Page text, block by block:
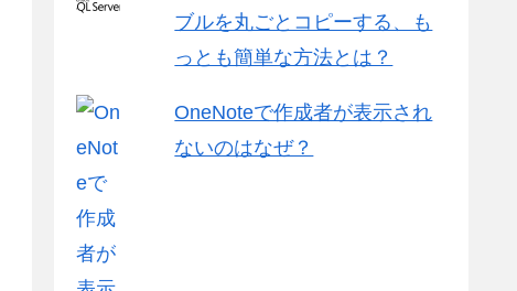
ブルを丸ごとコピーする、も
っとも簡単な方法とは？
OneNoteで作成者が表示され
ないのはなぜ？